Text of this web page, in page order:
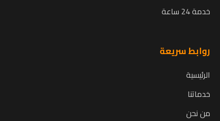
خدمة 24 ساعة
روابط سريعة
الرئيسية
خدماتنا
من نحن